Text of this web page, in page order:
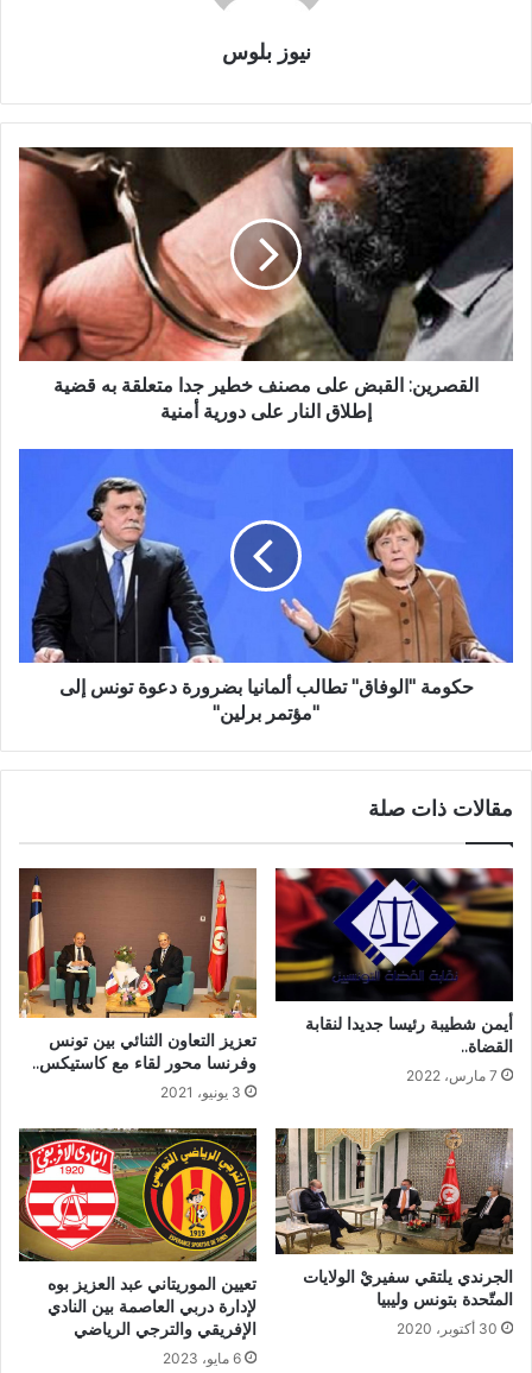
نيوز بلوس
القصرين: القبض على مصنف خطير جدا متعلقة به قضية
إطلاق النار على دورية أمنية
حكومة "الوفاق" تطالب ألمانيا بضرورة دعوة تونس إلى
"مؤتمر برلين"
مقالات ذات صلة
أيمن شطيبة رئيسا جديدا لنقابة
القضاة..
7 مارس، 2022
تعزيز التعاون الثنائي بين تونس
وفرنسا محور لقاء مع كاستيكس..
3 يونيو، 2021
الجرندي يلتقي سفيريْ الولايات
المتّحدة بتونس وليبيا
30 أكتوبر، 2020
تعيين الموريتاني عبد العزيز بوه
لإدارة دربي العاصمة بين النادي
الإفريقي والترجي الرياضي
6 مايو، 2023